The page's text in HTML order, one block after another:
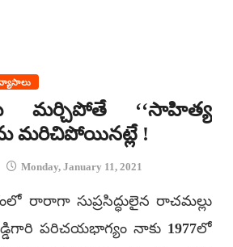
మర్చిపోతే ‘‘సాహిత్య
మరిచిపోయినట్లే !
Monday, January 11, 2021
రారాగా సుప్రసిద్ధులైన రాచమల్లు
పరిచయభాగ్యం నాకు 1977లో